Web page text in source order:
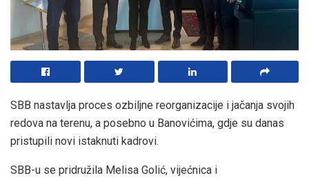
SBB nastavlja proces ozbiljne reorganizacije i jačanja svojih
redova na terenu, a posebno u Banovićima, gdje su danas
pristupili novi istaknuti kadrovi.
SBB-u se pridružila Melisa Golić, vijećnica i